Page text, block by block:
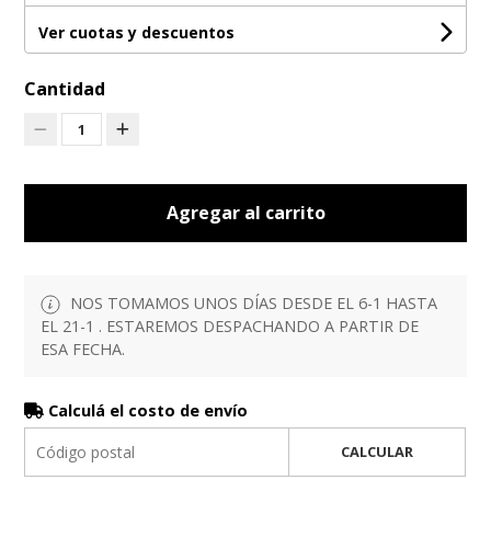
Ver cuotas y descuentos
Cantidad
1
Agregar al carrito
NOS TOMAMOS UNOS DÍAS DESDE EL 6-1 HASTA
EL 21-1 . ESTAREMOS DESPACHANDO A PARTIR DE
ESA FECHA.
Calculá el costo de envío
CALCULAR